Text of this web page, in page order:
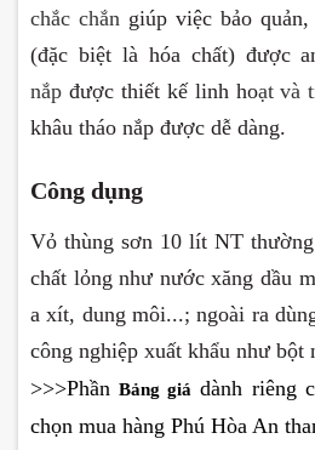
chắc chắn giúp việc bảo
(đặc biệt là hóa chất) được
nắp được thiết kế linh hoạt và
khâu tháo nắp được dễ dàng.
Công dụng
Vỏ thùng sơn 10 lít NT
chất lỏng như nước xăng dầu
a xít, dung môi...; ngoài ra
công nghiệp xuất khẩu như bột
>>>PhầnBảng giá dành riêng
chọn mua hàng Phú Hòa An